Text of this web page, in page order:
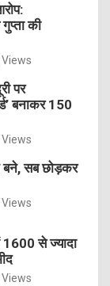
की
पर
बनाकर 150
बने, सब छोड़कर
से ज्यादा